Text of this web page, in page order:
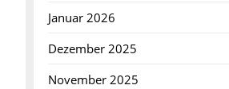
Januar 2026
Dezember 2025
November 2025